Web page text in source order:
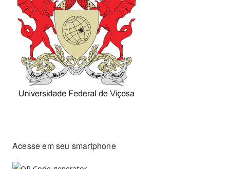
Acesse em seu smartphone